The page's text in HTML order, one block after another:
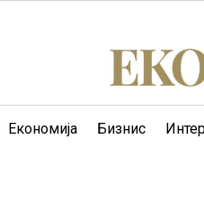
Економија Бизнис